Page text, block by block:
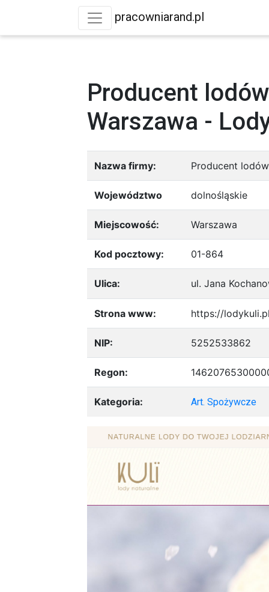
pracowniarand.pl
Producent
Warszawa -
Nazwa firmy: Producent
Województwo dolnośląskie
Miejscowość: Warszawa
Kod pocztowy: 01-864
Ulica: ul. Jana
Strona www: https://
NIP: 5252533862
Regon:
Kategoria: Art. Spożywcze